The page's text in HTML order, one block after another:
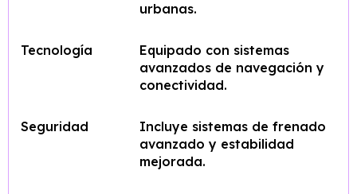
urbanas.
Tecnología
Equipado con sistemas
avanzados de navegación y
conectividad.
Seguridad
Incluye sistemas de frenado
avanzado y estabilidad
mejorada.